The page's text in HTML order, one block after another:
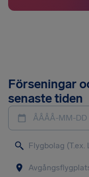
Förseningar
senaste tiden
ÅÅÅÅ-MM-DD